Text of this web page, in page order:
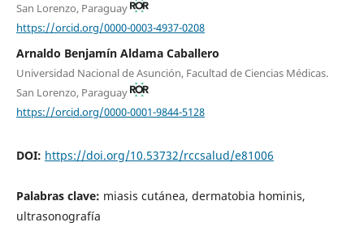
San Lorenzo, Paraguay
https://orcid.org/0000-0003-4937-0208
Arnaldo Benjamín Aldama Caballero
Universidad Nacional de Asunción, Facultad de Ciencias Médicas.
San Lorenzo, Paraguay
https://orcid.org/0000-0001-9844-5128
DOI: https://doi.org/10.53732/rccsalud/e81006
Palabras clave: miasis cutánea, dermatobia hominis,
ultrasonografía